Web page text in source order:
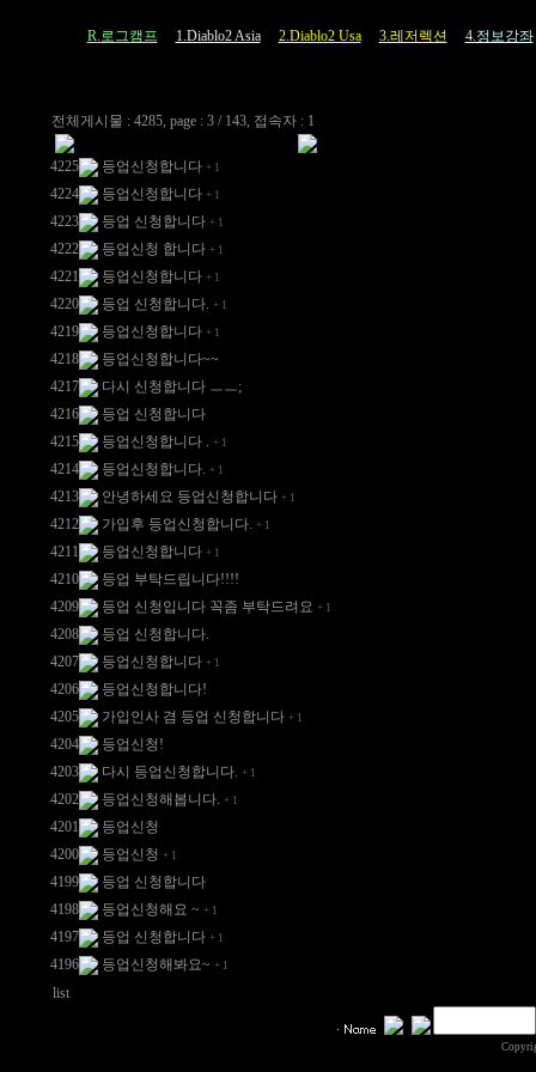
R.로그캠프 1.Diablo2 Asia 2.Diablo2 Usa 3.레저렉션 4.정보강좌
전체게시물 : 4285, page : 3 / 143, 접속자 : 1
4225 등업신청합니다 + 1
4224 등업신청합니다 + 1
4223 등업 신청합니다 + 1
4222 등업신청 합니다 + 1
4221 등업신청합니다 + 1
4220 등업 신청합니다. + 1
4219 등업신청합니다 + 1
4218
등업신청합니다~~
4217
다시 신청합니다 ㅡㅡ;
4216
등업 신청합니다
4215
등업신청합니다 . + 1
4214 등업신청합니다. + 1
4213 안녕하세요 등업신청합니다 + 1
4212 가입후 등업신청합니다. + 1
4211 등업신청합니다 + 1
4210
등업 부탁드립니다!!!!
4209
등업 신청입니다 꼭좀 부탁드려요 + 1
4208
등업 신청합니다.
4207
등업신청합니다 + 1
4206
등업신청합니다!
4205
가입인사 겸 등업 신청합니다 + 1
4204
등업신청!
4203
다시 등업신청합니다. + 1
4202 등업신청해봅니다. + 1
4201
등업신청
4200
등업신청 + 1
4199
등업 신청합니다
4198
등업신청해요 ~ + 1
4197 등업 신청합니다 + 1
4196 등업신청해봐요~ + 1
list